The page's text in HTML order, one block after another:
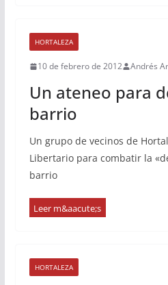
HORTALEZA
10 de febrero de 2012 Andrés
Un ateneo para
barrio
Un grupo de vecinos de
Libertario para combatir la
barrio
HORTALEZA